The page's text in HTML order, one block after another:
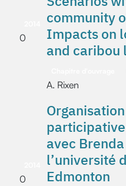
0
community
Impacts on
and caribou
A. Rixen
0
avec
l’université
Edmonton